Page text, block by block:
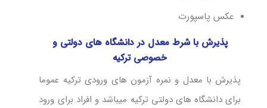
عکس پاسپورت
پذیرش با شرط معدل در دانشگاه های دولتی و
خصوصی ترکیه
پذیرش با معدل و نمره آزمون های ورودی ترکیه عموما
برای دانشگاه های دولتی ترکیه میباشد و افراد برای ورود